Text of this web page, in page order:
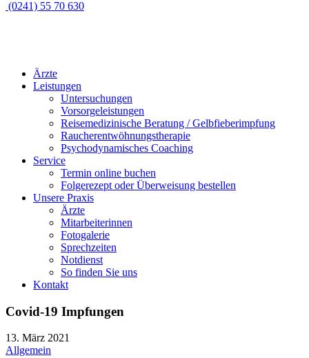
(0241) 55 70 630
Ärzte
Leistungen
Untersuchungen
Vorsorgeleistungen
Reisemedizinische Beratung / Gelbfieberimpfung
Raucherentwöhnungstherapie
Psychodynamisches Coaching
Service
Termin online buchen
Folgerezept oder Überweisung bestellen
Unsere Praxis
Ärzte
Mitarbeiterinnen
Fotogalerie
Sprechzeiten
Notdienst
So finden Sie uns
Kontakt
Covid-19 Impfungen
13. März 2021
Allgemein